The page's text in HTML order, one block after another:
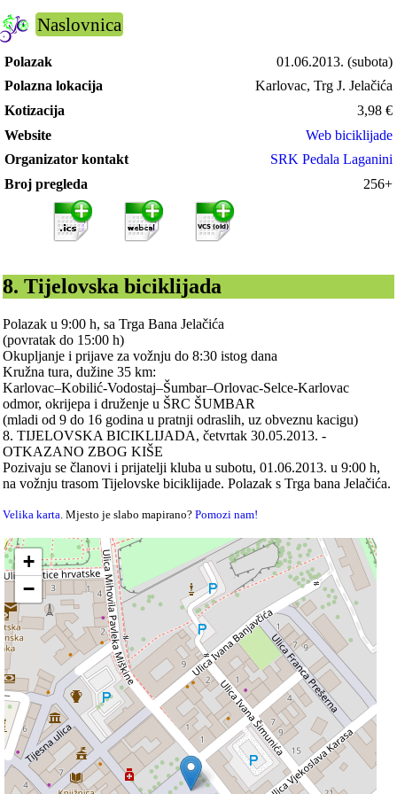
Naslovnica
Polazak 01.06.2013. (subota)
Polazna lokacija
Karlovac, Trg J. Jelačića
Kotizacija
3,98 €
Website
Web biciklijade
Organizator kontakt
SRK Pedala Laganini
Broj pregleda
256+
8. Tijelovska biciklijada
Polazak u 9:00 h, sa Trga Bana Jelačića
(povratak do 15:00 h)
Okupljanje i prijave za vožnju do 8:30 istog dana
Kružna tura, dužine 35 km:
Karlovac–Kobilić-Vodostaj–Šumbar–Orlovac-Selce-Karlovac
odmor, okrijepa i druženje u ŠRC ŠUMBAR
(mladi od 9 do 16 godina u pratnji odraslih, uz obveznu kacigu)
8. TIJELOVSKA BICIKLIJADA, četvrtak 30.05.2013. -
OTKAZANO ZBOG KIŠE
Pozivaju se članovi i prijatelji kluba u subotu, 01.06.2013. u 9:00 h,
na vožnju trasom Tijelovske biciklijade. Polazak s Trga bana Jelačića.
Velika karta . Mjesto je slabo mapirano?Pomozi nam!
+
−